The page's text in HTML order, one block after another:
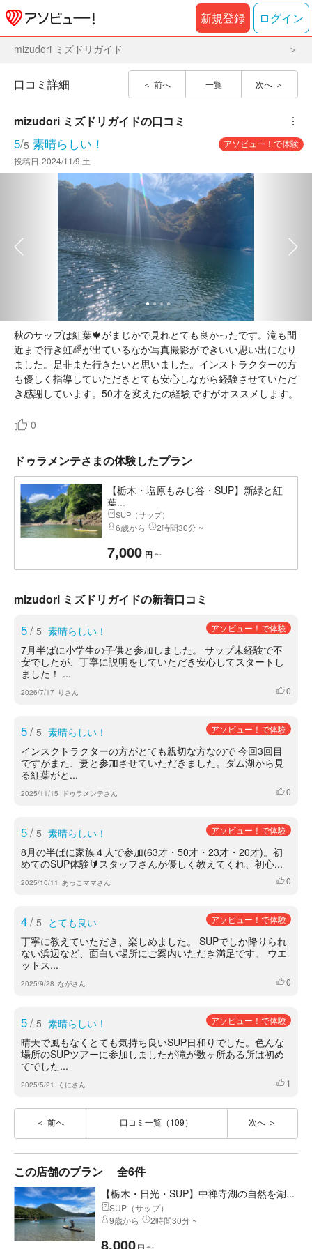
新規登録 ログイン
mizudori ミズドリガイド
前へ 一覧 次へ
口コミ詳細
mizudori ミズドリガイドの口コミ ︙
5/5 素晴らしい！
アソビュー！で体験
投稿日 2024/11/9 土
秋のサップは紅葉🍁がまじかで見れとても良かったです。滝も間
近まで行き虹🌈が出ているなか写真撮影ができいい思い出になり
ました。是非また行きたいと思いました。インストラクターの方
も優しく指導していただきとても安心しながら経験させていただ
き感謝しています。50才を変えたの経験ですがオススメします。
0
ドゥラメンテさまの体験したプラン
【栃木・塩原もみじ谷・SUP】新緑と紅
葉...
SUP（サップ）
6歳から 2時間30分 ~
7,000 円 〜
mizudori ミズドリガイドの新着口コミ
5/ 5 素晴らしい！ アソビュー！で体験
7月半ばに小学生の子供と参加しました。 サップ未経験で不
安でしたが、丁寧に説明をしていただき安心してスタートし
ました！ ...
2026/7/17 りさん いいね
0
5/ 5 素晴らしい！ アソビュー！で体験
インスクトラクターの方がとても親切な方なので 今回3回目
ですがまた、妻と参加させていただきました。ダム湖から見
る紅葉がと...
2025/11/15 ドゥラメンテさん いいね
0
5/ 5 素晴らしい！ アソビュー！で体験
8月の半ばに家族４人で参加(63才・50才・23才・20才)。初
めてのSUP体験🔰スタッフさんが優しく教えてくれ、初心...
2025/10/11 あっこママさん いいね
0
4/ 5 とても良い アソビュー！で体験
丁寧に教えていただき、楽しめました。 SUPでしか降りられ
ない浜辺など、面白い場所にご案内いただき満足です。 ウエ
ットス...
2025/9/28 ながさん いいね
0
5/ 5 素晴らしい！ アソビュー！で体験
晴天で風もなくとても気持ち良いSUP日和りでした。色んな
場所のSUPツアーに参加しましたが滝が数ヶ所ある所は初め
てでした...
2025/5/21 くにさん いいね
1
前へ 口コミ一覧（109） 次へ
この店舗のプラン 全6件
【栃木・日光・SUP】中禅寺湖の自然を湖...
SUP（サップ）
9歳から
2時間30分 ~
8,000